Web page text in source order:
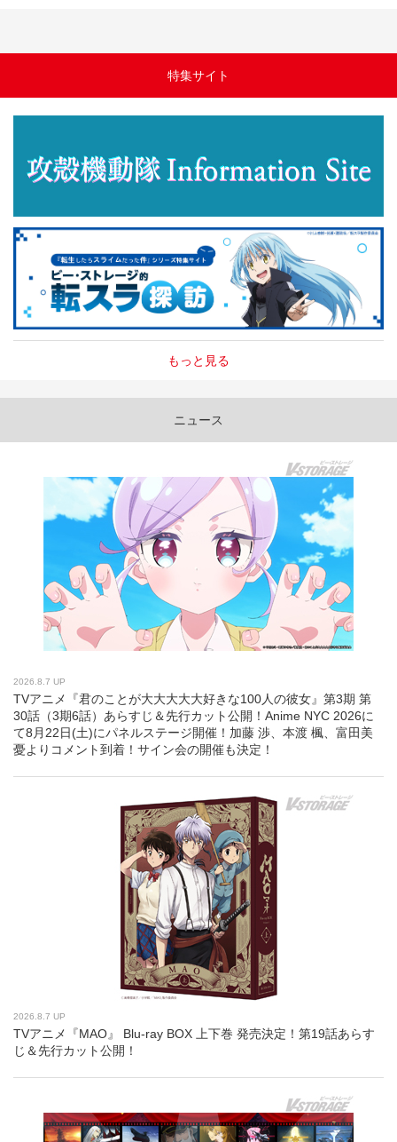
特集サイト
もっと見る
ニュース
2026.8.7 UP
TVアニメ『君のことが大大大大大好きな100人の彼女』第3期 第
30話（3期6話）あらすじ＆先行カット公開！Anime NYC 2026に
て8月22日(土)にパネルステージ開催！加藤 渉、本渡 楓、富田美
憂よりコメント到着！サイン会の開催も決定！
2026.8.7 UP
TVアニメ『MAO』 Blu-ray BOX 上下巻 発売決定！第19話あらす
じ＆先行カット公開！